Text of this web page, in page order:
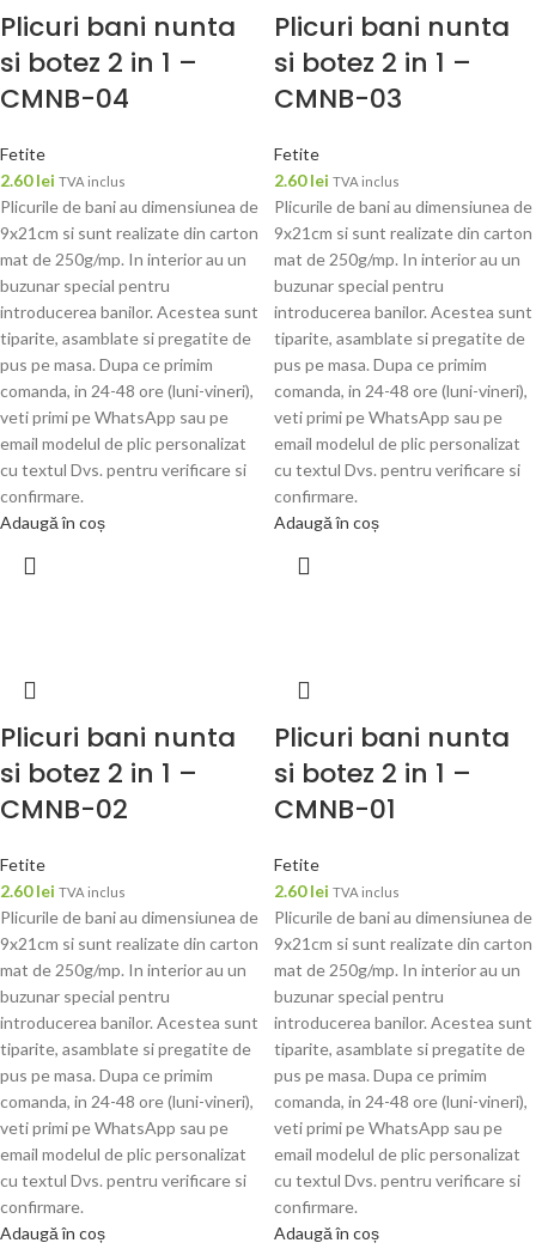
Plicuri bani nunta
si botez 2 in 1 –
CMNB-04
Fetite
2.60lei TVA inclus
Plicurile de bani au dimensiunea de
9x21cm si sunt realizate din carton
mat de 250g/mp. In interior au un
buzunar special pentru
introducerea banilor. Acestea sunt
tiparite, asamblate si pregatite de
pus pe masa. Dupa ce primim
comanda, in 24-48 ore (luni-vineri),
veti primi pe WhatsApp sau pe
email modelul de plic personalizat
cu textul Dvs. pentru verificare si
confirmare.
Adaugă în coș
Plicuri bani nunta
si botez 2 in 1 –
CMNB-03
Fetite
2.60lei TVA inclus
Plicurile de bani au dimensiunea de
9x21cm si sunt realizate din carton
mat de 250g/mp. In interior au un
buzunar special pentru
introducerea banilor. Acestea sunt
tiparite, asamblate si pregatite de
pus pe masa. Dupa ce primim
comanda, in 24-48 ore (luni-vineri),
veti primi pe WhatsApp sau pe
email modelul de plic personalizat
cu textul Dvs. pentru verificare si
confirmare.
Adaugă în coș
Plicuri bani nunta
si botez 2 in 1 –
CMNB-02
Fetite
2.60lei TVA inclus
Plicurile de bani au dimensiunea de
9x21cm si sunt realizate din carton
mat de 250g/mp. In interior au un
buzunar special pentru
introducerea banilor. Acestea sunt
tiparite, asamblate si pregatite de
pus pe masa. Dupa ce primim
comanda, in 24-48 ore (luni-vineri),
veti primi pe WhatsApp sau pe
email modelul de plic personalizat
cu textul Dvs. pentru verificare si
confirmare.
Adaugă în coș
Plicuri bani nunta
si botez 2 in 1 –
CMNB-01
Fetite
2.60lei TVA inclus
Plicurile de bani au dimensiunea de
9x21cm si sunt realizate din carton
mat de 250g/mp. In interior au un
buzunar special pentru
introducerea banilor. Acestea sunt
tiparite, asamblate si pregatite de
pus pe masa. Dupa ce primim
comanda, in 24-48 ore (luni-vineri),
veti primi pe WhatsApp sau pe
email modelul de plic personalizat
cu textul Dvs. pentru verificare si
confirmare.
Adaugă în coș